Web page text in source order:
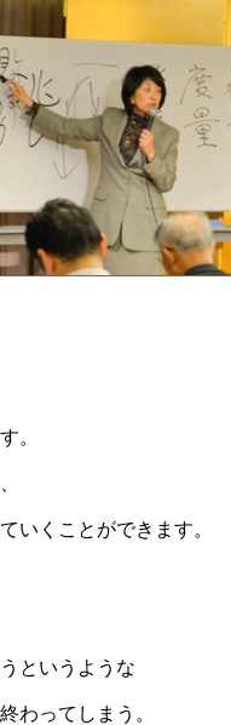
。
いくことができます。
というような
わってしまう。